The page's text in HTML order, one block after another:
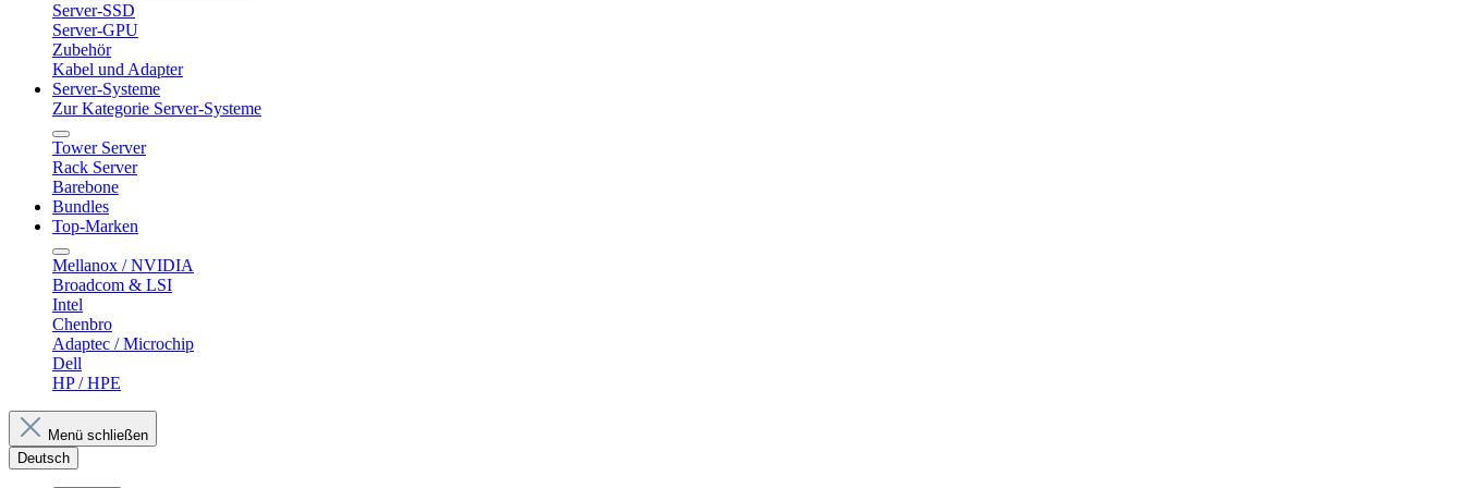
Server-SSD
Server-GPU
Zubehör
Kabel und Adapter
Server-Systeme
Zur Kategorie Server-Systeme
Tower Server
Rack Server
Barebone
Bundles
Top-Marken
Mellanox / NVIDIA
Broadcom & LSI
Intel
Chenbro
Adaptec / Microchip
Dell
HP / HPE
Menü schließen
Deutsch